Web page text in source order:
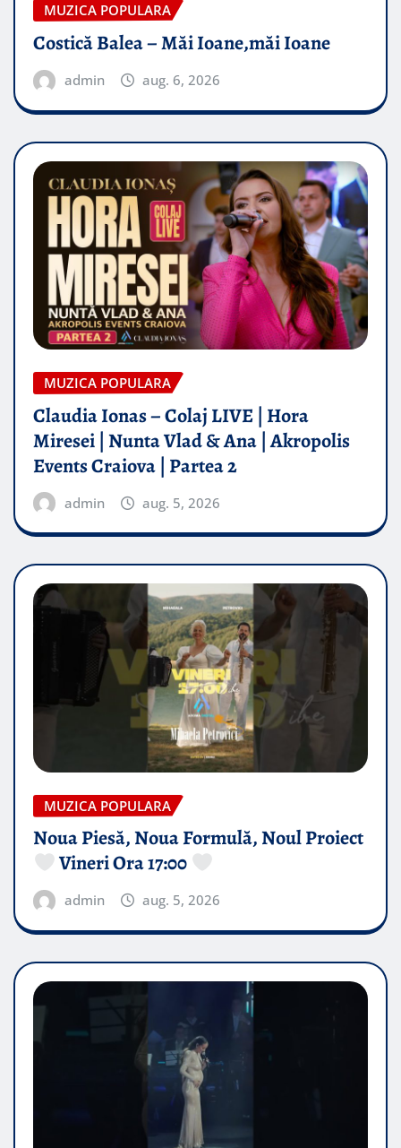
MUZICA POPULARA
Costică Balea – Măi Ioane,măi Ioane
admin aug. 6, 2026
MUZICA POPULARA
Claudia Ionas – Colaj LIVE | Hora
Miresei | Nunta Vlad & Ana | Akropolis
Events Craiova | Partea 2
admin aug. 5, 2026
MUZICA POPULARA
Noua Piesă, Noua Formulă, Noul Proiect
Vineri Ora 17:00
admin aug. 5, 2026